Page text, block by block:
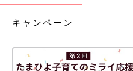
キャンペーン